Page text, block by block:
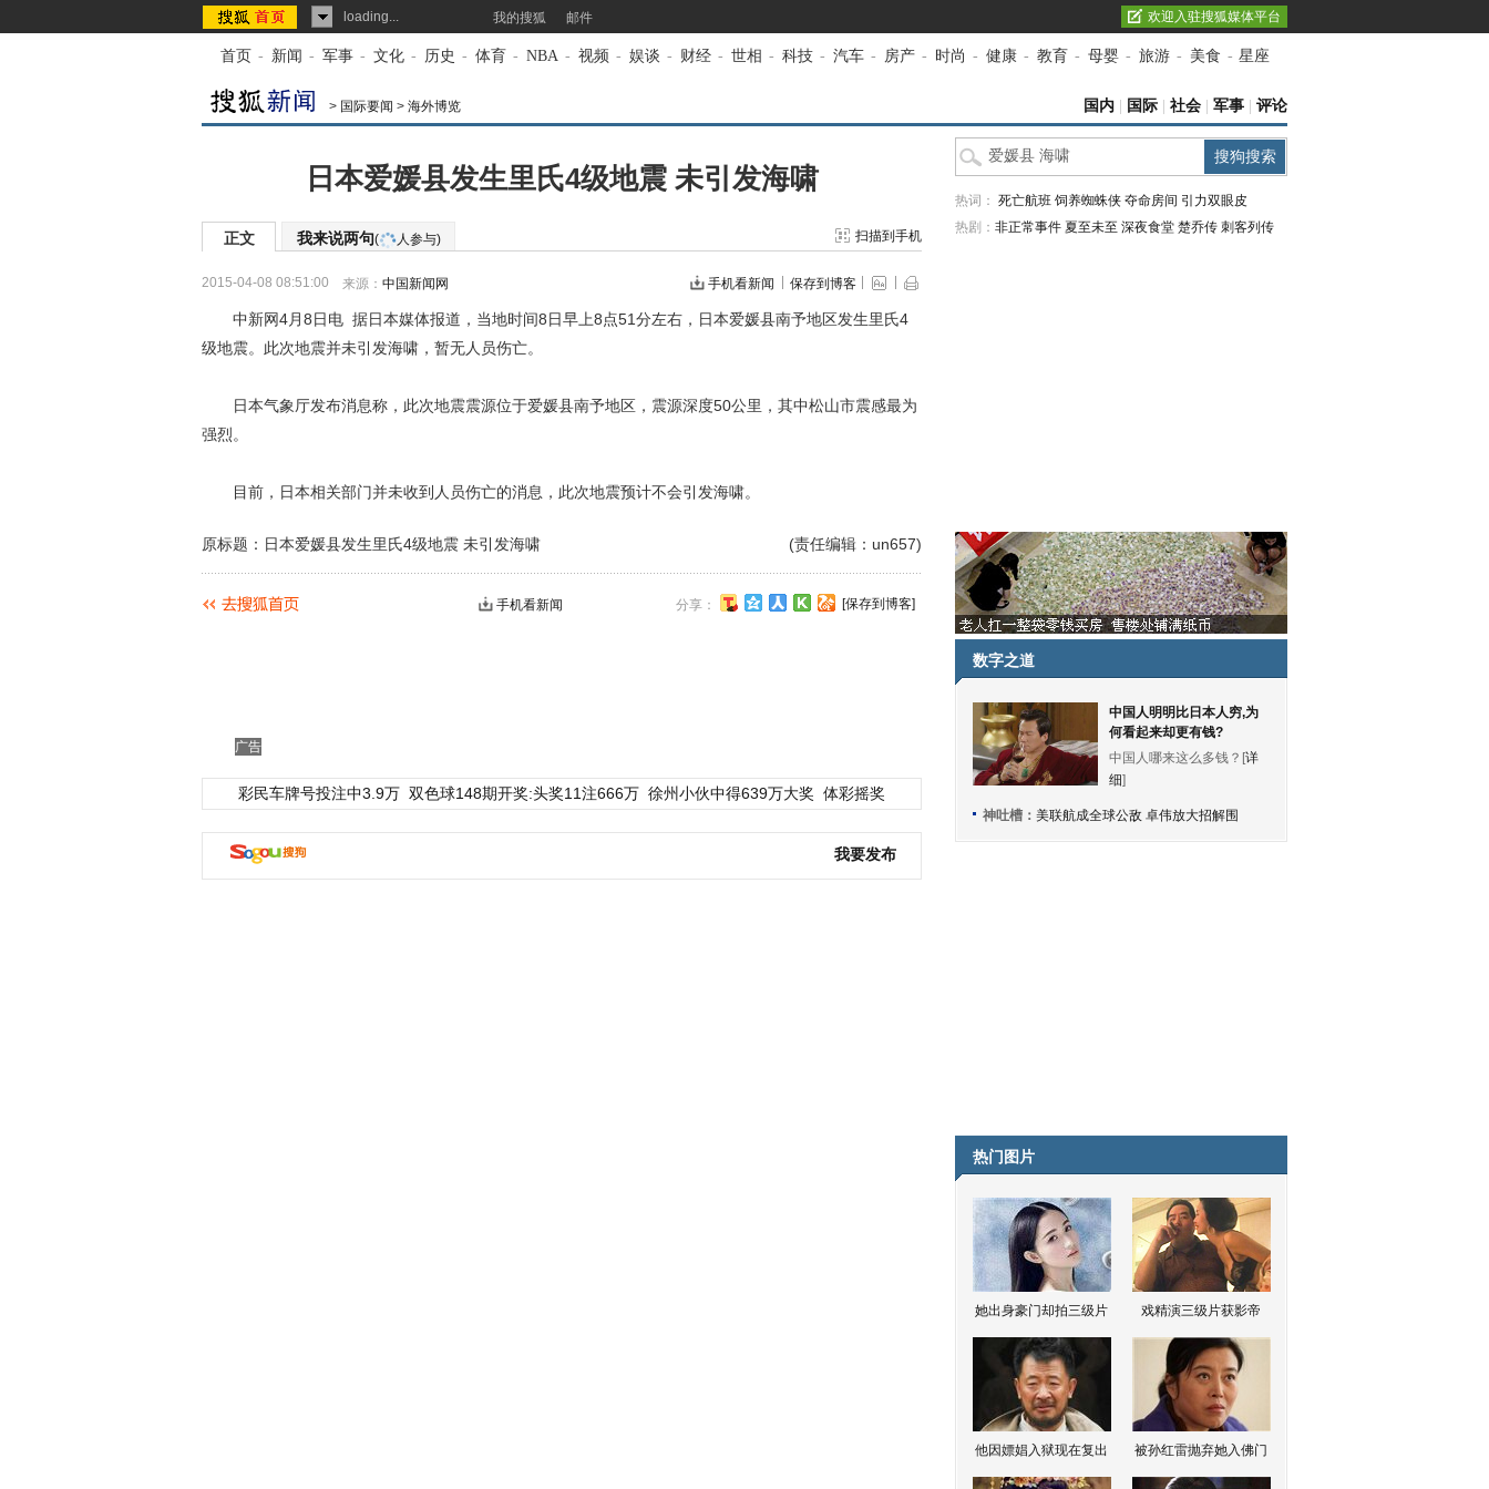
loading... 我的搜狐 邮件 欢迎入驻搜狐媒体平台
首页 - 新闻 - 军事 - 文化 - 历史 - 体育 - NBA - 视频 - 娱谈 - 财经 - 世相 - 科技 - 汽车 - 房产 - 时尚 - 健康 - 教育 - 母婴 - 旅游 - 美食 - 星座
> 国际要闻 > 海外博览 国内 国际 社会 军事 评论
日本爱媛县发生里氏4级地震 未引发海啸
正文 我来说两句( 人参与) 扫描到手机
2015-04-08 08:51:00 来源： 中国新闻网 手机看新闻 保存到博客
中新网4月8日电 据日本媒体报道，当地时间8日早上8点51分左右，日本爱媛县南予地区发生里氏4
级地震。此次地震并未引发海啸，暂无人员伤亡。
日本气象厅发布消息称，此次地震震源位于爱媛县南予地区，震源深度50公里，其中松山市震感最为
强烈。
目前，日本相关部门并未收到人员伤亡的消息，此次地震预计不会引发海啸。
(责任编辑：un657)
原标题：日本爱媛县发生里氏4级地震 未引发海啸
分享： [保存到博客]
手机看新闻
广告
彩民车牌号投注中3.9万 双色球148期开奖:头奖11注666万 徐州小伙中得639万大奖 体彩摇奖
我要发布
热词： 死亡航班 饲养蜘蛛侠 夺命房间 引力双眼皮
热剧： 非正常事件 夏至未至 深夜食堂 楚乔传 刺客列传
数字之道
中国人明明比日本人穷,为
何看起来却更有钱?
中国人哪来这么多钱？[详
细]
神吐槽： 美联航成全球公敌 卓伟放大招解围
热门图片
她出身豪门却拍三级片 戏精演三级片获影帝
他因嫖娼入狱现在复出 被孙红雷抛弃她入佛门